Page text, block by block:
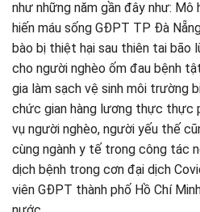
như những năm gần đây như:
hiến máu sống GĐPT TP Đà
bào bị thiệt hại sau thiên tai bão
cho người nghèo ốm đau bệnh
gia làm sạch vệ sinh môi trường
chức gian hàng lương thực thực
vụ người nghèo, người yếu thế
cùng ngành y tế trong công tác
dịch bệnh trong cơn đại dịch
viên GĐPT thành phố Hồ Chí